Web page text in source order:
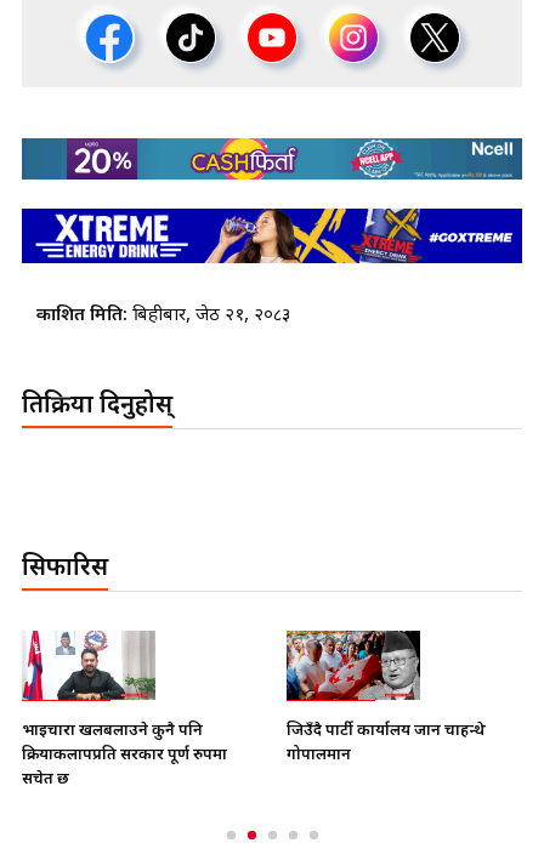
प्रकाशित मिति: बिहीबार, जेठ २१, २०८३
प्रतिक्रिया दिनुहोस्
सिफारिस
भाइचारा खलबलाउने कुनै पनि
क्रियाकलापप्रति सरकार पूर्ण रुपमा
सचेत छ
जिउँदै पार्टी कार्यालय जान चाहन्थे
गोपालमान